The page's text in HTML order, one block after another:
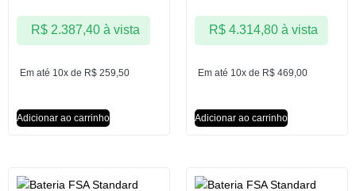
Em até 10x de R$ 259,50
R$2.387,40 à vista
Adicionar ao carrinho
Em até 10x de R$ 469,00
R$4.314,80 à vista
Adicionar ao carrinho